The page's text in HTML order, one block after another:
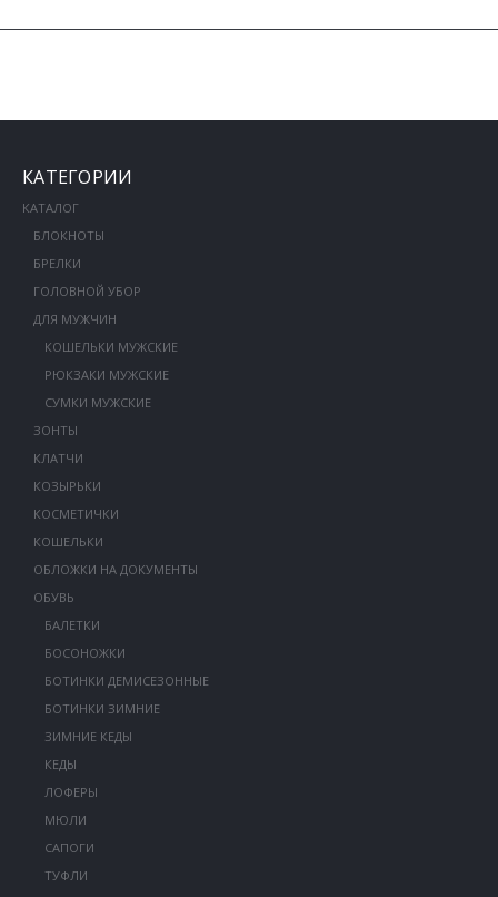
КАТЕГОРИИ
КАТАЛОГ
БЛОКНОТЫ
БРЕЛКИ
ГОЛОВНОЙ УБОР
ДЛЯ МУЖЧИН
КОШЕЛЬКИ МУЖСКИЕ
РЮКЗАКИ МУЖСКИЕ
СУМКИ МУЖСКИЕ
ЗОНТЫ
КЛАТЧИ
КОЗЫРЬКИ
КОСМЕТИЧКИ
КОШЕЛЬКИ
ОБЛОЖКИ НА ДОКУМЕНТЫ
ОБУВЬ
БАЛЕТКИ
БОСОНОЖКИ
БОТИНКИ ДЕМИСЕЗОННЫЕ
БОТИНКИ ЗИМНИЕ
ЗИМНИЕ КЕДЫ
КЕДЫ
ЛОФЕРЫ
МЮЛИ
САПОГИ
ТУФЛИ